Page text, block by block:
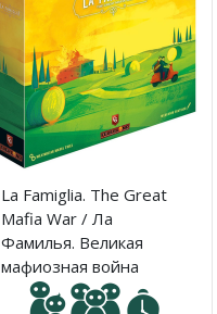
La Famiglia. The Great
Mafia War / Ла
Фамилья. Великая
мафиозная война